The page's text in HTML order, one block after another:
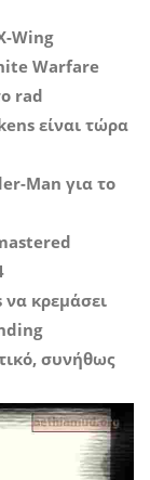
Wing
Warfare
rad
είναι τώρα
Man για το
κρεμάσει
συνήθως